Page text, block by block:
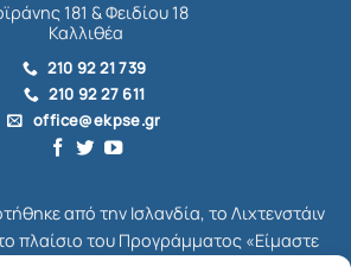
181 & Φειδίου 18
Καλλιθέα
210 92 21 739
210 92 27 611
office@ekpse.gr
από την Ισλανδία, το Λιχτενστάιν
πλαίσιο του Προγράμματος «Είμαστε